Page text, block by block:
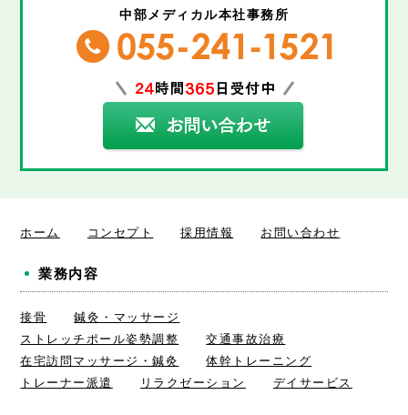
中部メディカル本社事務所
ホーム コンセプト 採用情報 お問い合わせ
業務内容
接骨
鍼灸・マッサージ
ストレッチポール姿勢調整
交通事故治療
在宅訪問マッサージ・鍼灸
体幹トレーニング
トレーナー派遣
リラクゼーション デイサービス